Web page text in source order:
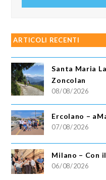
ARTICOLI RECENTI
Santa Maria
Zoncolan
08/08/2026
Ercolano –
07/08/2026
Milano – Con
06/08/2026